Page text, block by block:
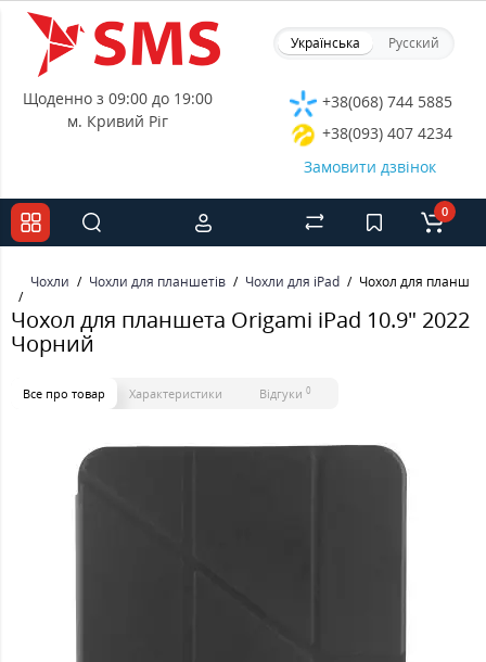
Українська Русский
Щоденно з 09:00 до 19:00
м. Кривий Ріг
+38(068) 744 5885
+38(093) 407 4234
Замовити дзвінок
0
Чохли Чохли для планшетів Чохли для iPad Чохол для
Чохол для планшета Origami iPad 10.9" 2022
Чорний
Все про товар Характеристики Відгуки 0